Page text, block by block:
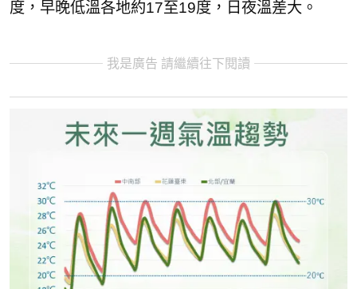
度，早晚低溫各地約17至19度，日夜溫差大。
我是廣告 請繼續往下閱讀